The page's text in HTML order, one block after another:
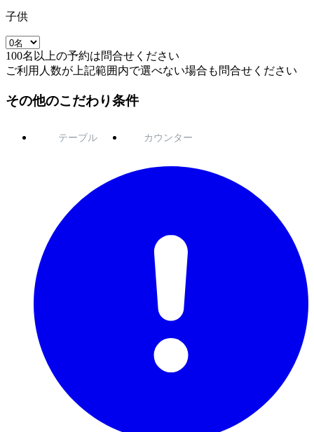
子供
100名以上の予約は問合せください
ご利用人数が上記範囲内で選べない場合も問合せください
その他のこだわり条件
テーブル カウンター